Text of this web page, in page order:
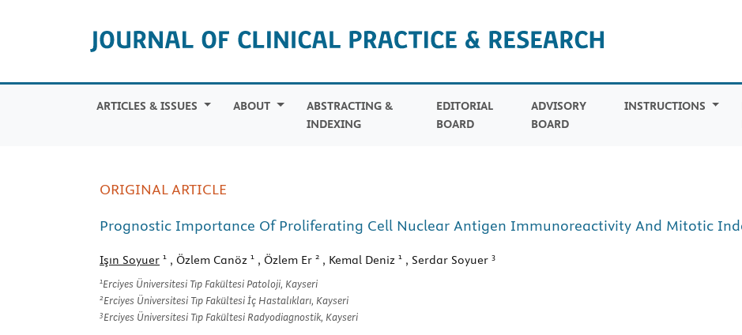
ARTICLES & ISSUES ABOUT
ABSTRACTING &
INDEXING
EDITORIAL
BOARD
ADVISORY
BOARD
INSTRUCTIONS
ORIGINAL ARTICLE
Prognostic Importance Of Proliferating Cell Nuclear Antigen Immunoreactivity And Mitotic
Işın Soyuer 1 , Özlem Canöz 1 , Özlem Er 2 , Kemal Deniz 1 , Serdar Soyuer 3
1Erciyes Üniversitesi Tıp Fakültesi Patoloji, Kayseri
2Erciyes Üniversitesi Tıp Fakültesi İç Hastalıkları, Kayseri
3Erciyes Üniversitesi Tıp Fakültesi Radyodiagnostik, Kayseri